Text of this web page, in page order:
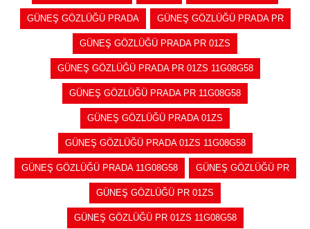
GÜNEŞ GÖZLÜĞÜ PRADA GÜNEŞ GÖZLÜĞÜ PRADA PR
GÜNEŞ GÖZLÜĞÜ PRADA PR 01ZS
GÜNEŞ GÖZLÜĞÜ PRADA PR 01ZS 11G08G58
GÜNEŞ GÖZLÜĞÜ PRADA PR 11G08G58
GÜNEŞ GÖZLÜĞÜ PRADA 01ZS
GÜNEŞ GÖZLÜĞÜ PRADA 01ZS 11G08G58
GÜNEŞ GÖZLÜĞÜ PRADA 11G08G58 GÜNEŞ GÖZLÜĞÜ PR
GÜNEŞ GÖZLÜĞÜ PR 01ZS
GÜNEŞ GÖZLÜĞÜ PR 01ZS 11G08G58